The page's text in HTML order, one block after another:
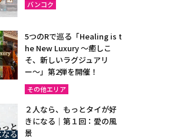
バンコク
5つのRで巡る「Healing is t
he New Luxury ～癒しこ
そ、新しいラグジュアリ
ー〜」第2弾を開催！
その他エリア
２人なら、もっとタイが好
きになる｜第１回：愛の風
景